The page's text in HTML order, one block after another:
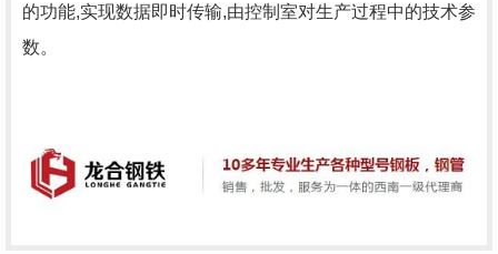
的功能,实现数据即时传输,由控制室对生产过程中的技术参
数。